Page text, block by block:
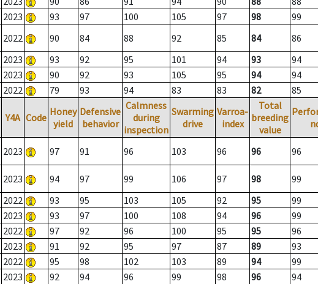
2023 93 97 100 105 97 98
99
2022 90 84 88 92 85 84
86
2023 93 92 95 101 94 93
94
2023 90 92 93 105 95 94
94
2022 79 93 94 83 83 82 85
Y4A Code Honey
yield
Defensive
behavior
Calmness
during
inspection
Swarming
drive
Varroa-
index
Total
breeding
value
2023 97 91 96 103 96 96 96
2023 94 97 99 106 97 98
99
2022 93 95 103 105 92 95
99
2023 93 97 100 108 94 96
99
2022 97 92 96 100 95 95
96
2023 91 92 95 97 87 89
93
2022 95 98 102 103 89 94
99
2023 92 94 96 99 98 96
94